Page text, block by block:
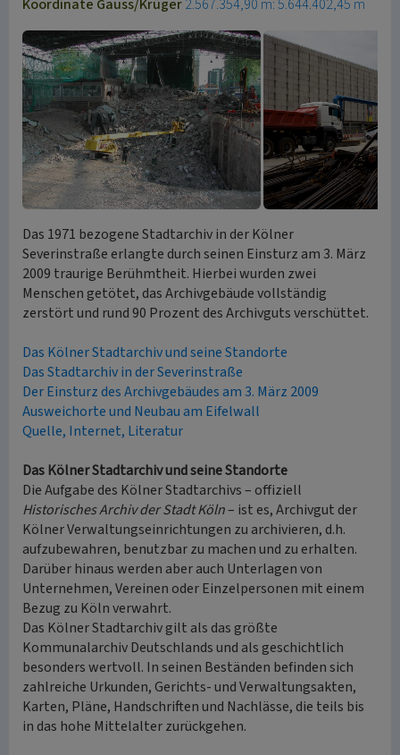
Koordinate Gauss/Krüger2.567.354,90 m: 5.644.402,45 m
Das 1971 bezogene Stadtarchiv in der Kölner
Severinstraße erlangte durch seinen Einsturz am 3. März
2009 traurige Berühmtheit. Hierbei wurden zwei
Menschen getötet, das Archivgebäude vollständig
zerstört und rund 90 Prozent des Archivguts verschüttet.
Das Kölner Stadtarchiv und seine Standorte
Das Stadtarchiv in der Severinstraße
Der Einsturz des Archivgebäudes am 3. März 2009
Ausweichorte und Neubau am Eifelwall
Quelle, Internet, Literatur
Das Kölner Stadtarchiv und seine Standorte
Die Aufgabe des Kölner Stadtarchivs – offiziell
Historisches Archiv der Stadt Köln– ist es, Archivgut der
Kölner Verwaltungseinrichtungen zu archivieren, d.h.
aufzubewahren, benutzbar zu machen und zu erhalten.
Darüber hinaus werden aber auch Unterlagen von
Unternehmen, Vereinen oder Einzelpersonen mit einem
Bezug zu Köln verwahrt.
Das Kölner Stadtarchiv gilt als das größte
Kommunalarchiv Deutschlands und als geschichtlich
besonders wertvoll. In seinen Beständen befinden sich
zahlreiche Urkunden, Gerichts- und Verwaltungsakten,
Karten, Pläne, Handschriften und Nachlässe, die teils bis
in das hohe Mittelalter zurückgehen.